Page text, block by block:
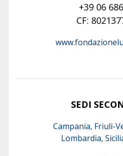
+39 06
CF:
SEDI
Campania, Friuli-
Lombardia,